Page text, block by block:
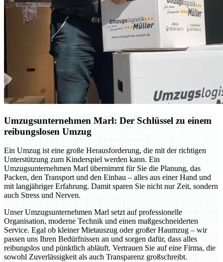
Umzugsunternehmen Marl: Der Schlüssel zu einem
reibungslosen Umzug
Ein Umzug ist eine große Herausforderung, die mit der richtigen
Unterstützung zum Kinderspiel werden kann. Ein
Umzugsunternehmen Marl übernimmt für Sie die Planung, das
Packen, den Transport und den Einbau – alles aus einer Hand und
mit langjähriger Erfahrung. Damit sparen Sie nicht nur Zeit, sondern
auch Stress und Nerven.
Unser Umzugsunternehmen Marl setzt auf professionelle
Organisation, moderne Technik und einen maßgeschneiderten
Service. Egal ob kleiner Mietauszug oder großer Haumzug – wir
passen uns Ihren Bedürfnissen an und sorgen dafür, dass alles
reibungslos und pünktlich abläuft. Vertrauen Sie auf eine Firma, die
sowohl Zuverlässigkeit als auch Transparenz großschreibt.